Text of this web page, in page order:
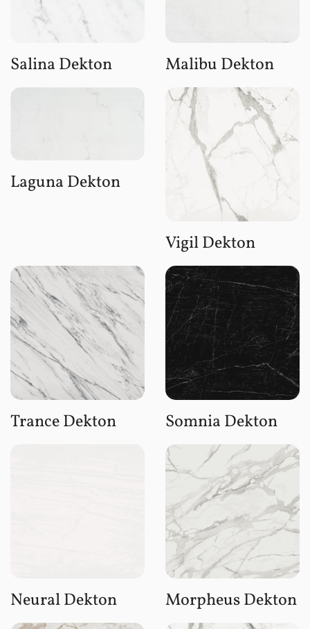
Salina Dekton Malibu Dekton
Laguna Dekton
Vigil Dekton
Trance Dekton Somnia Dekton
Neural Dekton Morpheus Dekton